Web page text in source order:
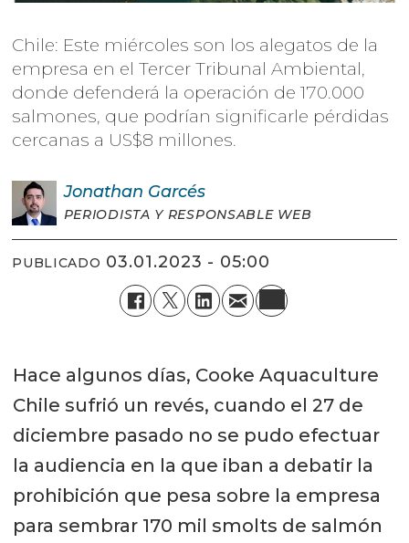
Chile: Este miércoles son los alegatos de la
empresa en el Tercer Tribunal Ambiental,
donde defenderá la operación de 170.000
salmones, que podrían significarle pérdidas
cercanas a US$8 millones.
Jonathan Garcés
PERIODISTA Y RESPONSABLE WEB
PUBLICADO 03.01.2023 - 05:00
Hace algunos días, Cooke Aquaculture
Chile sufrió un revés, cuando el 27 de
diciembre pasado no se pudo efectuar
la audiencia en la que iban a debatir la
prohibición que pesa sobre la empresa
para sembrar 170 mil smolts de salmón